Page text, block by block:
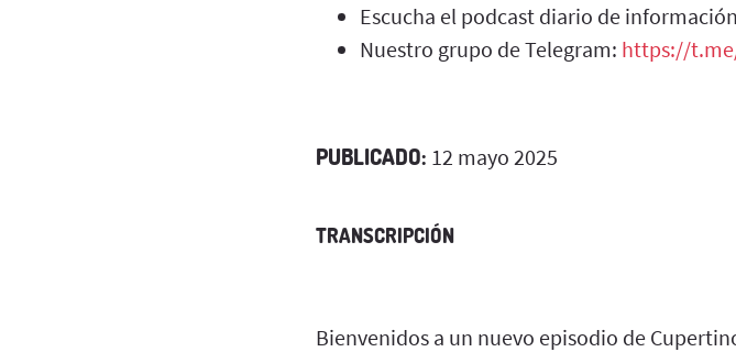
Escucha el podcast diario de
Nuestro grupo de Telegram: https://
PUBLICADO: 12 mayo 2025
TRANSCRIPCIÓN
Bienvenidos a un nuevo episodio de